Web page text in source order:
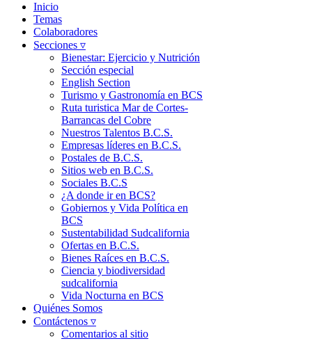
Inicio
Temas
Colaboradores
Secciones ▿
Bienestar: Ejercicio y Nutrición
Sección especial
English Section
Turismo y Gastronomía en BCS
Ruta turistica Mar de Cortes-
Barrancas del Cobre
Nuestros Talentos B.C.S.
Empresas líderes en B.C.S.
Postales de B.C.S.
Sitios web en B.C.S.
Sociales B.C.S
¿A donde ir en BCS?
Gobiernos y Vida Política en
BCS
Sustentabilidad Sudcalifornia
Ofertas en B.C.S.
Bienes Raíces en B.C.S.
Ciencia y biodiversidad
sudcalifornia
Vida Nocturna en BCS
Quiénes Somos
Contáctenos ▿
Comentarios al sitio